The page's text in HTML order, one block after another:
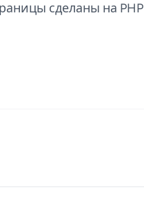
сделаны на PHP